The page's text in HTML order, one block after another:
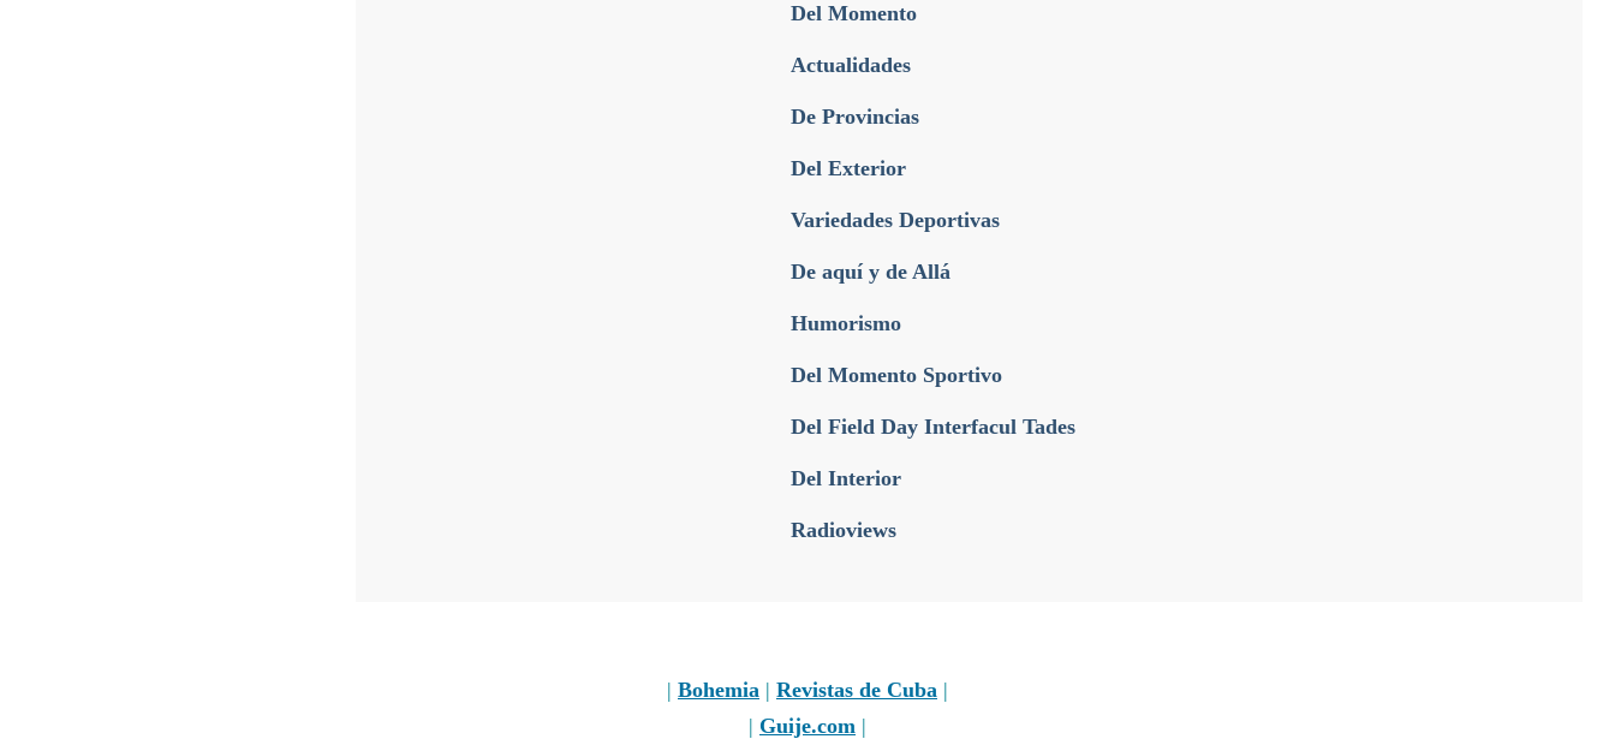
Del Momento
Actualidades
De Provincias
Del Exterior
Variedades Deportivas
De aquí y de Allá
Humorismo
Del Momento Sportivo
Del Field Day Interfacul Tades
Del Interior
Radioviews
| Bohemia | Revistas de Cuba |
| Guije.com |